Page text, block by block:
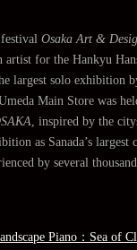
festivalOsaka Art &
artist for the Hankyu
largest solo exhibition
Main Store was
, inspired by the
as Sanada’s largest
by several
Piano：Sea ​​of